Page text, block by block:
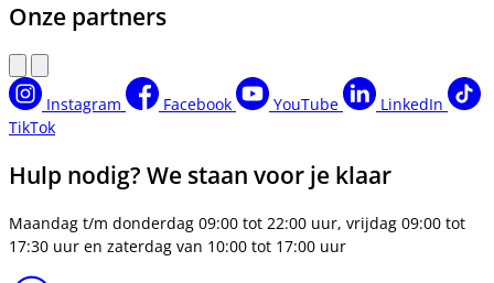
Onze partners
Instagram Facebook YouTube
LinkedIn
TikTok
Hulp nodig? We staan voor je klaar
Maandag t/m donderdag 09:00 tot 22:00 uur, vrijdag 09:00 tot
17:30 uur en zaterdag van 10:00 tot 17:00 uur